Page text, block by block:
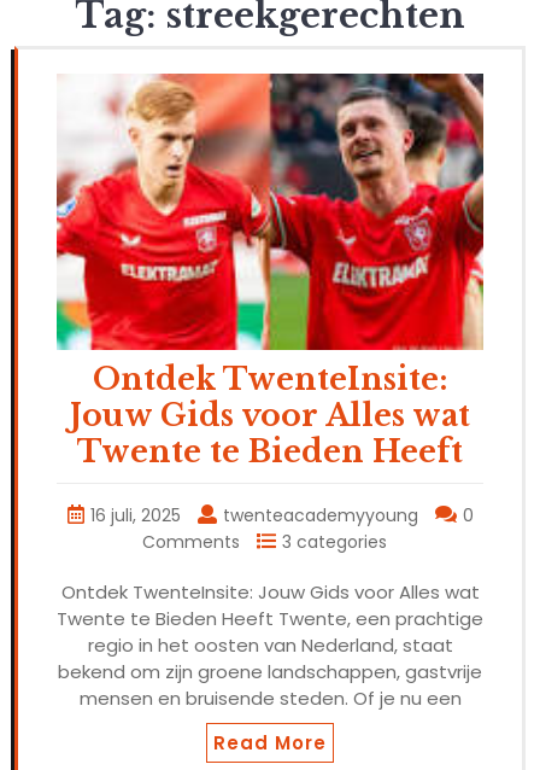
Tag: streekgerechten
Ontdek TwenteInsite:
Jouw Gids voor Alles wat
Twente te Bieden Heeft
16 juli, 2025 twenteacademyyoung
0
Comments
3 categories
Ontdek TwenteInsite: Jouw Gids voor Alles wat
Twente te Bieden Heeft Twente, een prachtige
regio in het oosten van Nederland, staat
bekend om zijn groene landschappen, gastvrije
mensen en bruisende steden. Of je nu een
Read More